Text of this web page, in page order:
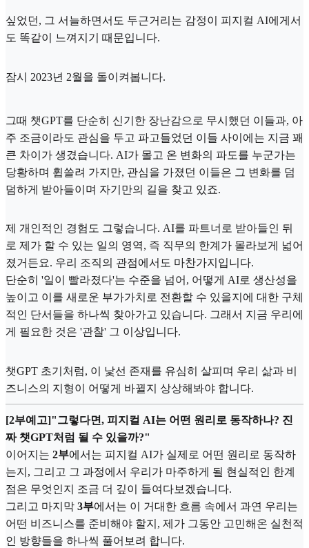
싶었던, 그 서늘하면서도 두근거리는 감정이 피지컬 AI에게서
도 똑같이 느껴지기 때문입니다.
잠시 2023년 2월을 돌이켜봅니다.
그때 챗GPT를 단순히 신기한 장난감으로 무시했던 이들과, 아
주 조금이라도 관심을 두고 파고들었던 이들 사이에는 지금 꽤
큰 차이가 생겼습니다. AI가 몰고 온 변화의 파도를 누군가는
당황하며 휩쓸려 가지만, 관심을 가졌던 이들은 그 변화를 덤
덤하게 받아들이며 자기만의 길을 찾고 있죠.
제 개인적인 경험도 그렇습니다. AI를 파트너로 받아들인 뒤
로 제가 할 수 있는 일의 영역, 즉 직무의 한계가 몰라보게 넓어
졌거든요. 우리 조직의 관점에서도 마찬가지입니다.
단순히 '일이 빨라졌다'는 수준을 넘어, 어떻게 AI로 생산성을
높이고 이를 새로운 부가가치로 전환할 수 있을지에 대한 구체
적인 단서들을 하나씩 찾아가고 있습니다. 그래서 지금 우리에
게 필요한 것은 '관찰' 그 이상입니다.
챗GPT 초기처럼, 이 낯선 존재를 유심히 살피며 우리 삶과 비
즈니스의 지형이 어떻게 바뀔지 상상해봐야 합니다.
[2부예고]"그렇다면, 피지컬 AI는 어떤 원리로 동작하나? 진
짜 챗GPT처럼 될 수 있을까?"
이어지는 2부에서는 피지컬 AI가 실제로 어떤 원리로 동작하
는지, 그리고 그 과정에서 우리가 마주하게 될 현실적인 한계
점은 무엇인지 조금 더 깊이 들여다보겠습니다.
그리고 마지막 3부에서는 이 거대한 흐름 속에서 과연 우리는
어떤 비즈니스를 준비해야 할지, 제가 그동안 고민해온 실천적
인 방향들을 하나씩 풀어보려 합니다.